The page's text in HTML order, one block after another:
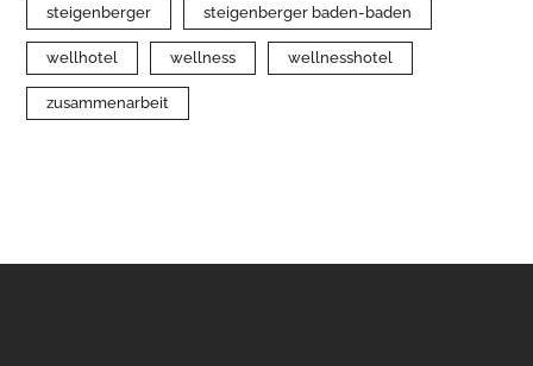
steigenberger steigenberger baden-baden
wellhotel wellness wellnesshotel
zusammenarbeit